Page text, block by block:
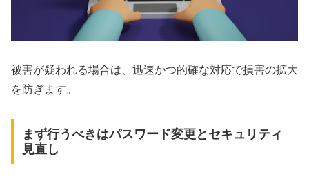
被害が疑われる場合は、迅速かつ的確な対応で損害の拡大
を防ぎます。
まず行うべきはパスワード変更とセキュリティ
見直し